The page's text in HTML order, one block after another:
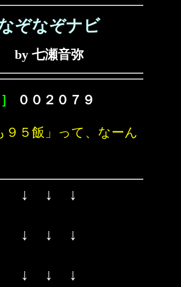
ぞなぞナビ
by 七瀬音弥
００２０７９
９５飯」って、なーん
↓ ↓ ↓
↓ ↓ ↓
↓ ↓ ↓